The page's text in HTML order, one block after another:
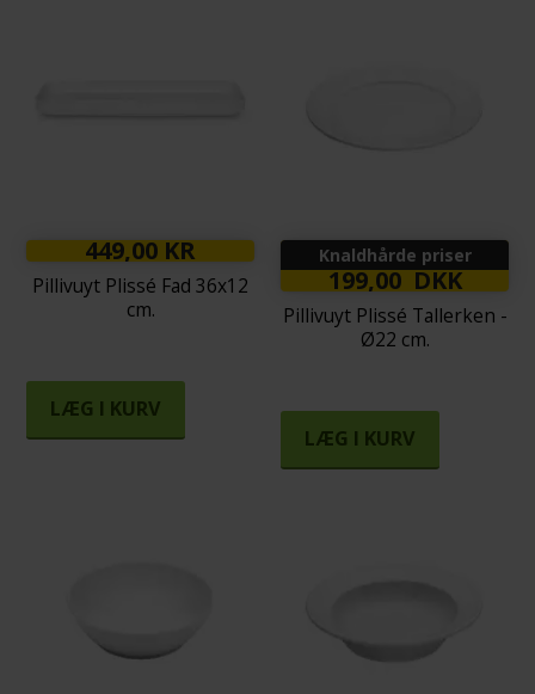
449,00 KR
Pillivuyt Plissé Fad 36x12
cm.
LÆG I KURV
Knaldhårde priser
199,00 DKK
Pillivuyt Plissé Tallerken -
Ø22 cm.
LÆG I KURV